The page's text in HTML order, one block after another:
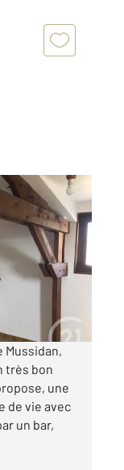
Mussidan,
très bon
une
de vie avec
un bar,